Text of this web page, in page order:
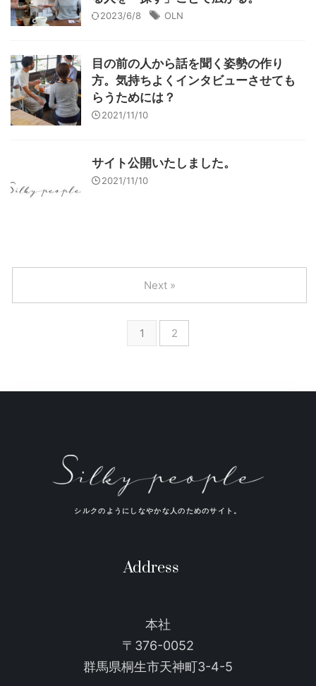
2023/6/8 OLN
目の前の人から話を聞く姿勢の作り
方。気持ちよくインタビューさせても
らうためには？
2021/11/10
サイト公開いたしました。
2021/11/10
1 2
Next »
シルクのようにしなやかな人のためのサイト。
Address
本社
〒376-0052
群馬県桐生市天神町3-4-5